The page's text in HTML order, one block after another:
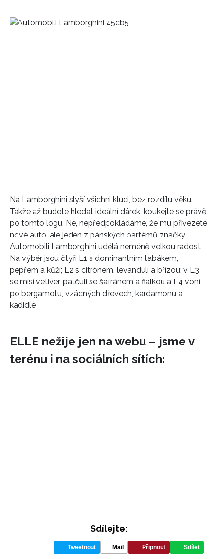
NEWSLETTER
Na Lamborghini slyší všichni kluci, bez rozdílu věku.
Takže až budete hledat ideální dárek, koukejte se právě
po tomto logu. Ne, nepředpokládáme, že mu přivezete
nové auto, ale jeden z pánských parfémů značky
Automobili Lamborghini udělá neméně velkou radost.
Na výběr jsou čtyři L1 s dominantním tabákem,
pepřem a kůží; L2 s citrónem, levandulí a břízou; v L3
se mísí vetiver, patčuli se šafránem a fialkou a L4 voní
po bergamotu, vzácných dřevech, kardamonu a
kadidle.
ELLE nežije jen na webu – jsme v
terénu i na sociálních sítích:
Sdílejte:
Tweetnout Mail Připnout Sdílet